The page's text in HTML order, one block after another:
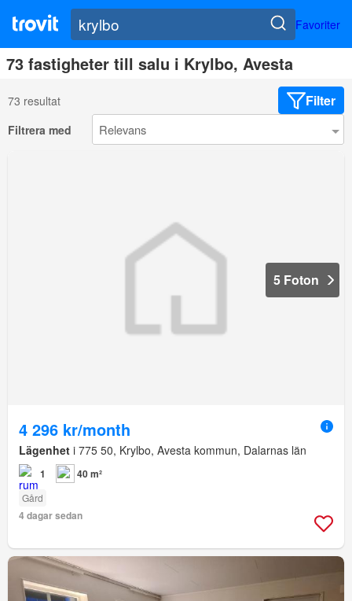
Favoriter
73 fastigheter till salu i Krylbo, Avesta
73 resultat Filter
Filtrera med
5 Foton
4 296 kr/month
Lägenhet i 775 50, Krylbo, Avesta kommun, Dalarnas län
1 40 m²
Gård
4 dagar sedan